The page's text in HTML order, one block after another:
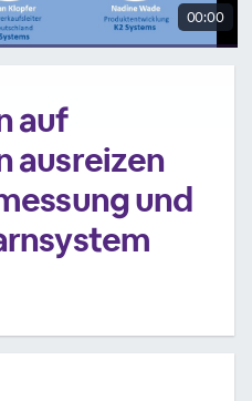
00:00
auf
ausreizen
und